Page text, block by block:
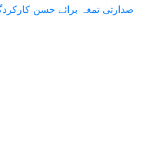
صدارتی تمغہ برائے حسن